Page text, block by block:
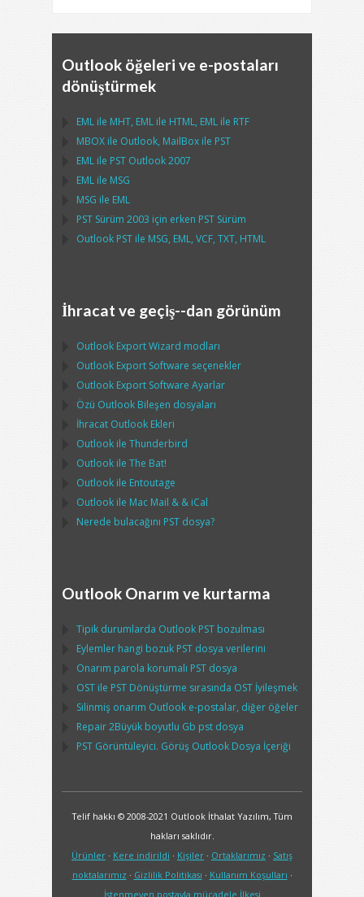
Outlook öğeleri ve e-postaları
dönüştürmek
EML ile MHT, EML ile HTML, EML ile RTF
MBOX ile Outlook, MailBox ile PST
EML ile PST Outlook2007
EML ile MSG
MSG ile EML
PST Sürüm 2003 için erken PST Sürüm
Outlook PST ile MSG, EML, VCF, TXT, HTML
İhracat ve geçiş--dan görünüm
Outlook Export Wizard modları
Outlook Export Software seçenekler
Outlook Export Software Ayarlar
Özü Outlook Bileşen dosyaları
İhracat Outlook Ekleri
Outlook ile Thunderbird
Outlook ile The Bat!
Outlook ile Entoutage
Outlook ile Mac Mail & & iCal
Nerede bulacağını PST dosya?
Outlook Onarım ve kurtarma
Tipik durumlarda Outlook PST bozulması
Eylemler hangi bozuk PST dosya verilerini
Onarım parola korumalı PST dosya
OST ile PST Dönüştürme sırasında OST İyileşmek
Silinmiş onarım Outlook e-postalar, diğer öğeler
Repair2Büyük boyutlu Gb pst dosya
PST Görüntüleyici. Görüş Outlook Dosya İçeriği
Telif hakkı © 2008-2021 Outlook İthalat Yazılım, Tüm
hakları saklıdır.
Ürünler · Kere indirildi · Kişiler · Ortaklarımız · Satış
noktalarımız · Gizlilik Politikası · Kullanım Koşulları ·
İstenmeyen postayla mücadele İlkesi